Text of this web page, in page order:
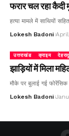
फरार चल रहा
हत्या मामले में साथियों
Lokesh Badoni
उत्तराखंड क्राइम
झाड़ियों में मिला
मौके पर बुलाई गई
Lokesh Badoni